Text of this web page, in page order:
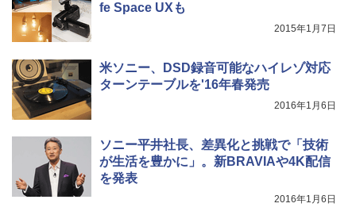
fe Space UXも
2015年1月7日
米ソニー、DSD録音可能なハイレゾ対応
ターンテーブルを'16年春発売
2016年1月6日
ソニー平井社長、差異化と挑戦で「技術
が生活を豊かに」。新BRAVIAや4K配信
を発表
2016年1月6日